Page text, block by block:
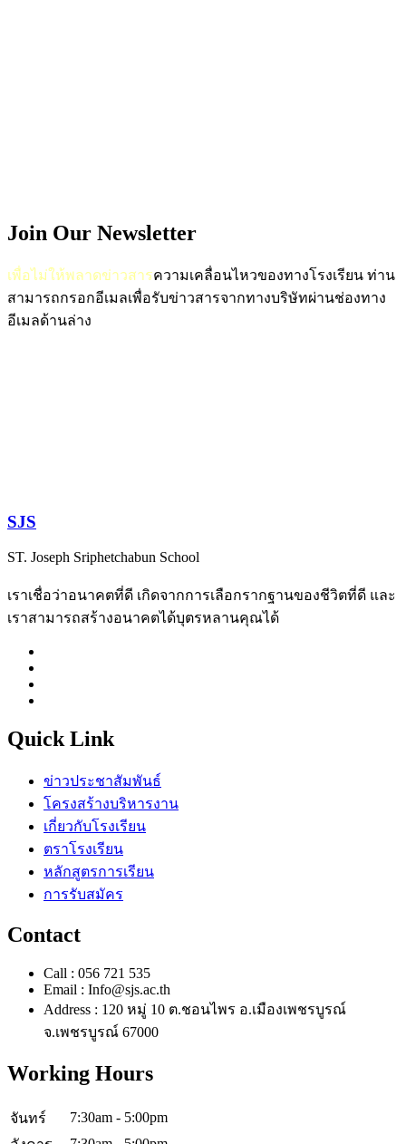
Join Our Newsletter
เพื่อไม่ให้พลาดข่าวสารความเคลื่อนไหวของทางโรงเรียน ท่าน
สามารถกรอกอีเมลเพื่อรับข่าวสารจากทางบริษัทผ่านช่องทาง
อีเมลด้านล่าง
SJS
ST. Joseph Sriphetchabun School
เราเชื่อว่าอนาคตที่ดี เกิดจากการเลือกรากฐานของชีวิตที่ดี และ
เราสามารถสร้างอนาคตได้บุตรหลานคุณได้
Quick Link
ข่าวประชาสัมพันธ์
โครงสร้างบริหารงาน
เกี่ยวกับโรงเรียน
ตราโรงเรียน
หลักสูตรการเรียน
การรับสมัคร
Contact
Call : 056 721 535
Email : Info@sjs.ac.th
Address : 120 หมู่ 10 ต.ชอนไพร อ.เมืองเพชรบูรณ์
จ.เพชรบูรณ์ 67000
Working Hours
จันทร์
7:30am - 5:00pm